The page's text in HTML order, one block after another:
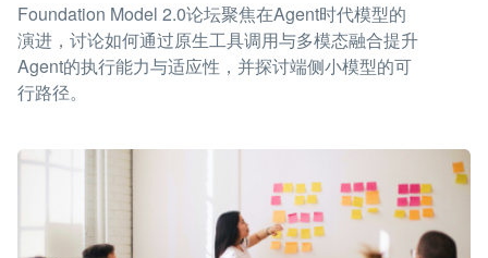
Foundation Model 2.0论坛聚焦在Agent时代模型的
演进，讨论如何通过原生工具调用与多模态融合提升
Agent的执行能力与适应性，并探讨端侧小模型的可
行路径。